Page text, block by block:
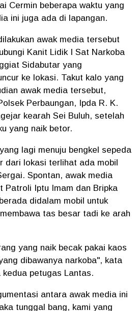
Cermin beberapa waktu yang
ini juga ada di lapangan.
awak media tersebut
Kanit Lidik I Sat Narkoba
Sidabutar yang
ke lokasi. Takut kalo yang
awak media tersebut,
Perbaungan, Ipda R. K.
kearah Sei Buluh, setelah
yang naik betor.
lagi menuju bengkel sepeda
dari lokasi terlihat ada mobil
Spontan, awak media
Patroli Iptu Imam dan Bripka
didalam mobil untuk
tas besar tadi ke arah
yang naik becak pakai kaos
dibawanya narkoba", kata
petugas Lantas.
antara awak media ini
tunggal bang, kami yang